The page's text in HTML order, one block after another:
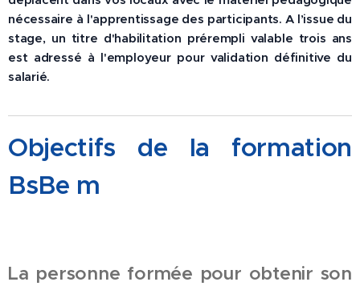
nécessaire à l'apprentissage des participants. A l’issue du
stage, un titre d'habilitation prérempli valable trois ans
est adressé à l'employeur pour validation définitive du
salarié.
Objectifs de la formation
BsBe m
La personne formée pour obtenir son